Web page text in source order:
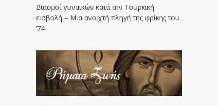
Βιασμοί γυναικών κατά την Τουρκική
εισβολή – Μια ανοιχτή πληγή της φρίκης του
’74